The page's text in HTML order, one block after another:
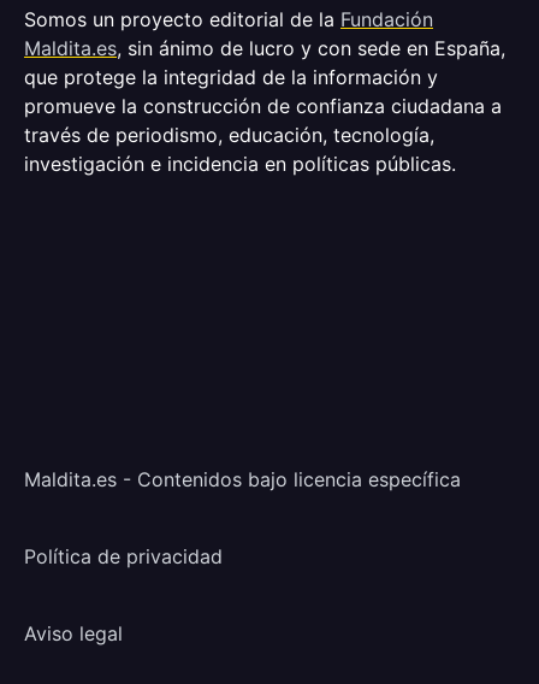
Somos un proyecto editorial de la Fundación
Maldita.es, sin ánimo de lucro y con sede en España,
que protege la integridad de la información y
promueve la construcción de confianza ciudadana a
través de periodismo, educación, tecnología,
investigación e incidencia en políticas públicas.
Maldita.es - Contenidos bajo licencia específica
Política de privacidad
Aviso legal